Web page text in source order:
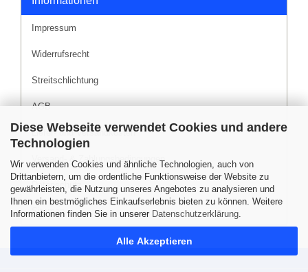
Diese Webseite verwendet Cookies und andere
Technologien
Wir verwenden Cookies und ähnliche Technologien, auch von
Drittanbietern, um die ordentliche Funktionsweise der Website zu
gewährleisten, die Nutzung unseres Angebotes zu analysieren und
Ihnen ein bestmögliches Einkaufserlebnis bieten zu können. Weitere
Informationen finden Sie in unserer Datenschutzerklärung.
Alle Akzeptieren
Impressum
Widerrufsrecht
Streitschlichtung
AGB
Liefer- und Versandkosten
Versand- & Zahlungsbedingungen
Datenschutz
Sitemap